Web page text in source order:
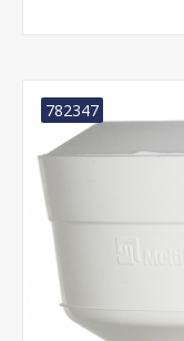
782347